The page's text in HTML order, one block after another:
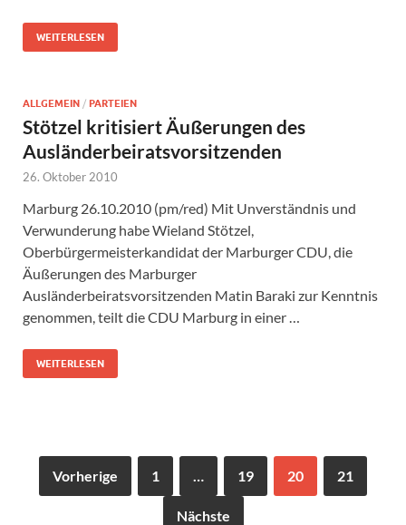
WEITERLESEN
ALLGEMEIN / PARTEIEN
Stötzel kritisiert Äußerungen des
Ausländerbeiratsvorsitzenden
26. Oktober 2010
Marburg 26.10.2010 (pm/red) Mit Unverständnis und
Verwunderung habe Wieland Stötzel,
Oberbürgermeisterkandidat der Marburger CDU, die
Äußerungen des Marburger
Ausländerbeiratsvorsitzenden Matin Baraki zur Kenntnis
genommen, teilt die CDU Marburg in einer …
WEITERLESEN
Vorherige 1 … 19 20 21
Nächste